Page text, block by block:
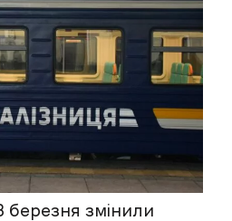
березня змінили